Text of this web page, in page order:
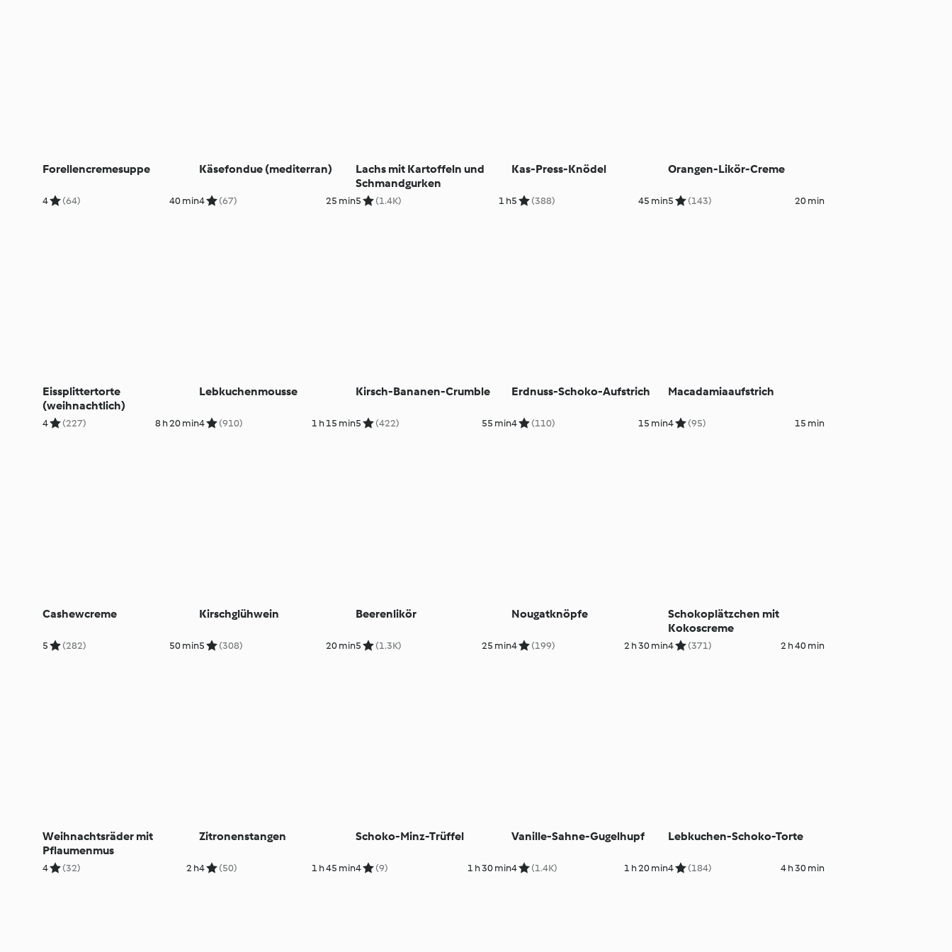
Forellencremesuppe
4 (64) 40 min
Käsefondue (mediterran)
4 (67) 25 min
Lachs mit Kartoffeln und
Schmandgurken
5 (1.4K) 1 h
Kas-Press-Knödel
5 (388) 45 min
Orangen-Likör-Creme
5 (143) 20 min
Eissplittertorte
(weihnachtlich)
4 (227) 8 h 20 min
Lebkuchenmousse
4 (910) 1 h 15 min
Kirsch-Bananen-Crumble
5 (422) 55 min
Erdnuss-Schoko-Aufstrich
4 (110) 15 min
Macadamiaaufstrich
4 (95) 15 min
Cashewcreme
5 (282) 50 min
Kirschglühwein
5 (308) 20 min
Beerenlikör
5 (1.3K) 25 min
Nougatknöpfe
4 (199) 2 h 30 min
Schokoplätzchen mit
Kokoscreme
4 (371) 2 h 40 min
Weihnachtsräder mit
Pflaumenmus
4 (32) 2 h
Zitronenstangen
4 (50) 1 h 45 min
Schoko-Minz-Trüffel
4 (9) 1 h 30 min
Vanille-Sahne-Gugelhupf
4 (1.4K) 1 h 20 min
Lebkuchen-Schoko-Torte
4 (184) 4 h 30 min